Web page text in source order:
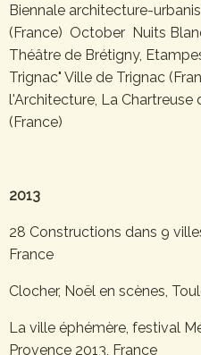
Biennale architecture-
(France) October Nuits
Théâtre de Brétigny,
Trignac" Ville de Trignac
l'Architecture, La Chartreuse
(France)
2013
28 Constructions dans 9
France
Clocher, Noël en scènes,
La ville éphémère, festival
Provence 2013, France